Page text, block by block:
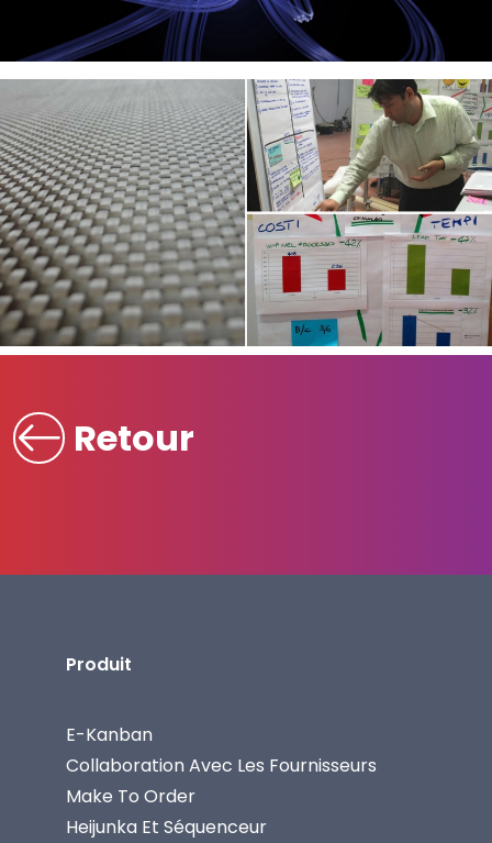
Retour
Produit
E-Kanban
Collaboration Avec Les Fournisseurs
Make To Order
Heijunka Et Séquenceur